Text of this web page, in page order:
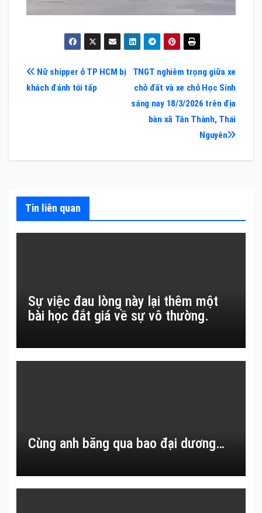
Điều
TNGT nghiêm trọng giữa xe
chở đất và xe chở Học Sinh
sáng nay 18/3/2026 trên địa
bàn xã Tân Thành, Thái
Nguyên
Nữ shipper ở TP HCM bị
khách đánh tới tấp
Tin liên quan
Sự việc đau lòng này lại thêm một
bài học đắt giá về sự vô thường.
Cùng anh băng qua bao đại dương…